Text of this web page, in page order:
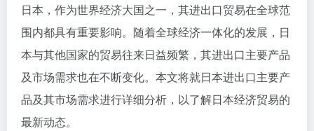
日本，作为世界经济大国之一，其进出口贸易在全球范
围内都具有重要影响。随着全球经济一体化的发展，日
本与其他国家的贸易往来日益频繁，其进出口主要产品
及市场需求也在不断变化。本文将就日本进出口主要产
品及其市场需求进行详细分析，以了解日本经济贸易的
最新动态。